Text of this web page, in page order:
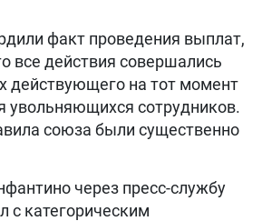
факт проведения выплат,
все действия совершались
действующего на тот момент
увольняющихся сотрудников.
союза были существенно
через пресс-службу
категорическим